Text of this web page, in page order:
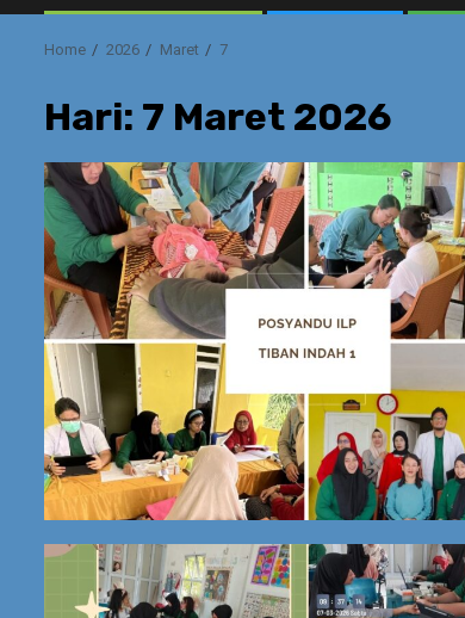
Home 2026 Maret 7
Hari: 7 Maret 2026